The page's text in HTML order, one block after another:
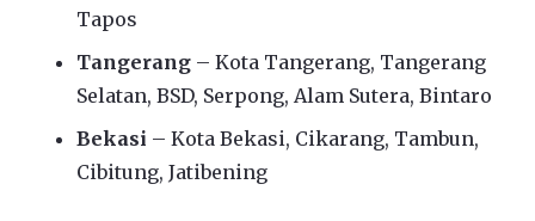
Tapos
Tangerang – Kota Tangerang, Tangerang
Selatan, BSD, Serpong, Alam Sutera, Bintaro
Bekasi – Kota Bekasi, Cikarang, Tambun,
Cibitung, Jatibening